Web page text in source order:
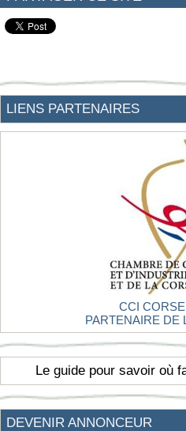
LIENS PARTENAIRES
CCI
PARTENAIRE DE
Le guide pour savoir où
DEVENIR ANNONCEUR